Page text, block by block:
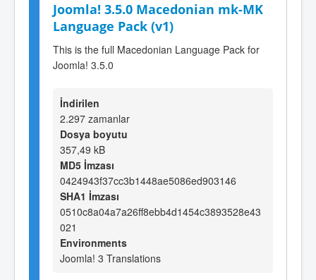
Joomla! 3.5.0 Macedonian mk-MK
Language Pack (v1)
This is the full Macedonian Language Pack for
Joomla! 3.5.0
İndirilen
2.297 zamanlar
Dosya boyutu
357,49 kB
MD5 İmzası
0424943f37cc3b1448ae5086ed903146
SHA1 İmzası
0510c8a04a7a26ff8ebb4d1454c3893528e43
021
Environments
Joomla! 3 Translations